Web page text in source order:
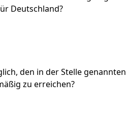
Deutschland?
den in der Stelle genannten
zu erreichen?